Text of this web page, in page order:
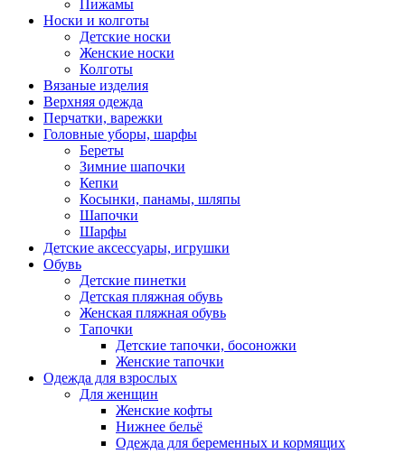
Пижамы
Носки и колготы
Детские носки
Женские носки
Колготы
Вязаные изделия
Верхняя одежда
Перчатки, варежки
Головные уборы, шарфы
Береты
Зимние шапочки
Кепки
Косынки, панамы, шляпы
Шапочки
Шарфы
Детские аксессуары, игрушки
Обувь
Детские пинетки
Детская пляжная обувь
Женская пляжная обувь
Тапочки
Детские тапочки, босоножки
Женские тапочки
Одежда для взрослых
Для женщин
Женские кофты
Нижнее бельё
Одежда для беременных и кормящих